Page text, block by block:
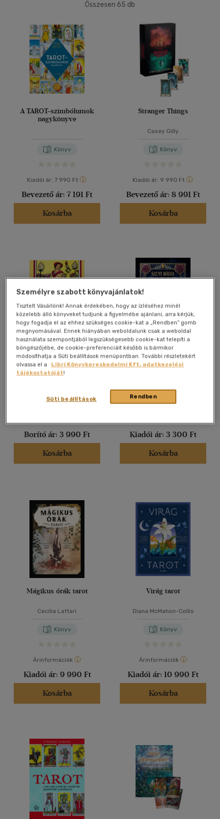
2500 Ft - 4500 Ft(27)
Korosztály szerint
Felnőtt(65)
Nyelv szerint
Magyar(61)
Francia(1)
Vélemény szerint
(2)
Alkalmaz
Összesen 65 db
A TAROT-szimbólumok
nagykönyve
Könyv
Kiadói ár: 7 990 Ft
Bevezető ár: 7 191 Ft
Kosárba
Stranger Things
Casey Gilly
Könyv
Kiadói ár: 9 990 Ft
Bevezető ár: 8 991 Ft
Kosárba
Tarot kézikönyv
Hajo Banzhaf
Borító ár: 3 990 Ft
Kosárba
A szent rózsa Tarot
Könyv
Kiadói ár: 3 300 Ft
Kosárba
Mágikus órák tarot
Cecilia Lattari
Könyv
Árinformációk
Kiadói ár: 9 990 Ft
Kosárba
Virág tarot
Diana McMahon-Collis
Könyv
Árinformációk
Kiadói ár: 10 990 Ft
Kosárba
Személyre szabott könyvajánlatok!
Tisztelt Vásárlónk! Annak érdekében, hogy az ízléséhez minél
közelebb álló könyveket tudjunk a figyelmébe ajánlani, arra kérjük,
hogy fogadja el az ehhez szükséges cookie-kat a „Rendben” gomb
megnyomásával. Ennek hiányában weboldalunk csak a weboldal
használata szempontjából legszükségesebb cookie-kat telepíti a
böngészőjébe, de cookie-preferenciáit később is bármikor
módosíthatja a Süti beállítások menüpontban. További részletekért
olvassa el a
Libri Könyvkereskedelmi Kft. adatkezelési
tájékoztatóját!
Rendben
Süti beállítások